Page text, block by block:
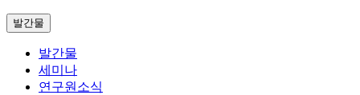
발간물
발간물
세미나
연구원소식